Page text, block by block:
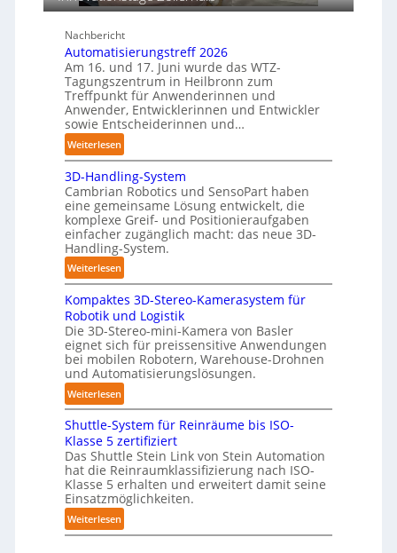
a
e
n
i
n
e
n
p
e
r
C
o
b
o
t
o
s
b
e
s
t
ä
n
d
i
g
e
P
o
l
y
m
e
r
l
a
g
e
r
f
ü
r
T
a
u
c
Nachbericht
Automatisierungstreff 2026
Am 16. und 17. Juni wurde das WTZ-
Tagungszentrum in Heilbronn zum
Treffpunkt für Anwenderinnen und
Anwender, Entwicklerinnen und Entwickler
sowie Entscheiderinnen und…
Weiterlesen:
A
u
t
o
m
a
t
i
s
i
e
r
u
n
g
s
t
r
e
f
f
0
3D-Handling-System
Cambrian Robotics und SensoPart haben
eine gemeinsame Lösung entwickelt, die
komplexe Greif- und Positionieraufgaben
einfacher zugänglich macht: das neue 3D-
Handling-System.
Weiterlesen:
3
D
-
H
a
n
d
l
n
g
-
S
y
s
t
Kompaktes 3D-Stereo-Kamerasystem für
Robotik und Logistik
Die 3D-Stereo-mini-Kamera von Basler
eignet sich für preissensitive Anwendungen
bei mobilen Robotern, Warehouse-Drohnen
und Automatisierungslösungen.
Weiterlesen:
K
o
m
p
a
k
t
e
Shuttle-System für Reinräume bis ISO-
Klasse 5 zertifiziert
Das Shuttle Stein Link von Stein Automation
hat die Reinraumklassifizierung nach ISO-
Klasse 5 erhalten und erweitert damit seine
Einsatzmöglichkeiten.
Weiterlesen:
S